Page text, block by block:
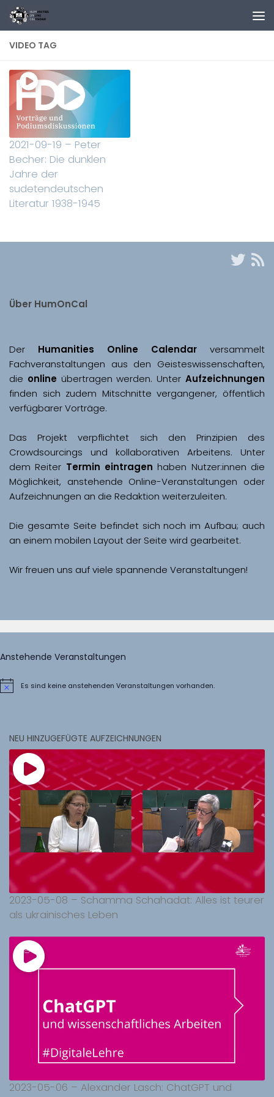
Zum Inhalt springen
VIDEO TAG
2021-09-19 – Peter
Becher: Die dunklen
Jahre der
sudetendeutschen
Literatur 1938-1945
Über HumOnCal
Der Humanities Online Calendar versammelt
Fachveranstaltungen aus den Geisteswissenschaften,
die online übertragen werden. Unter Aufzeichnungen
finden sich zudem Mitschnitte vergangener, öffentlich
Das Projekt verpflichtet sich den Prinzipien des
Crowdsourcings und kollaborativen Arbeitens. Unter
dem Reiter Termin eintragen haben Nutzer:innen die
Möglichkeit, anstehende Online-Veranstaltungen oder
Aufzeichnungen an die Redaktion weiterzuleiten.
Die gesamte Seite befindet sich noch im Aufbau; auch
Wir freuen uns auf viele spannende Veranstaltungen!
Anstehende Veranstaltungen
HinweisEs sind keine anstehenden Veranstaltungen vorhanden.
NEU HINZUGEFÜGTE AUFZEICHNUNGEN
2023-05-08 – Schamma Schahadat: Alles ist teurer
als ukrainisches Leben
2023-05-06 – Alexander Lasch: ChatGPT und